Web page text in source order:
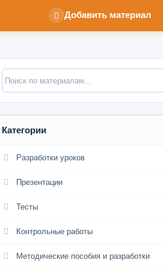
Добавить материал
Категории
Разработки уроков
Презентации
Тесты
Контрольные работы
Методические пособия и разработки